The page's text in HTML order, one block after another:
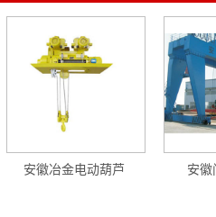
安徽冶金电动葫芦 安徽